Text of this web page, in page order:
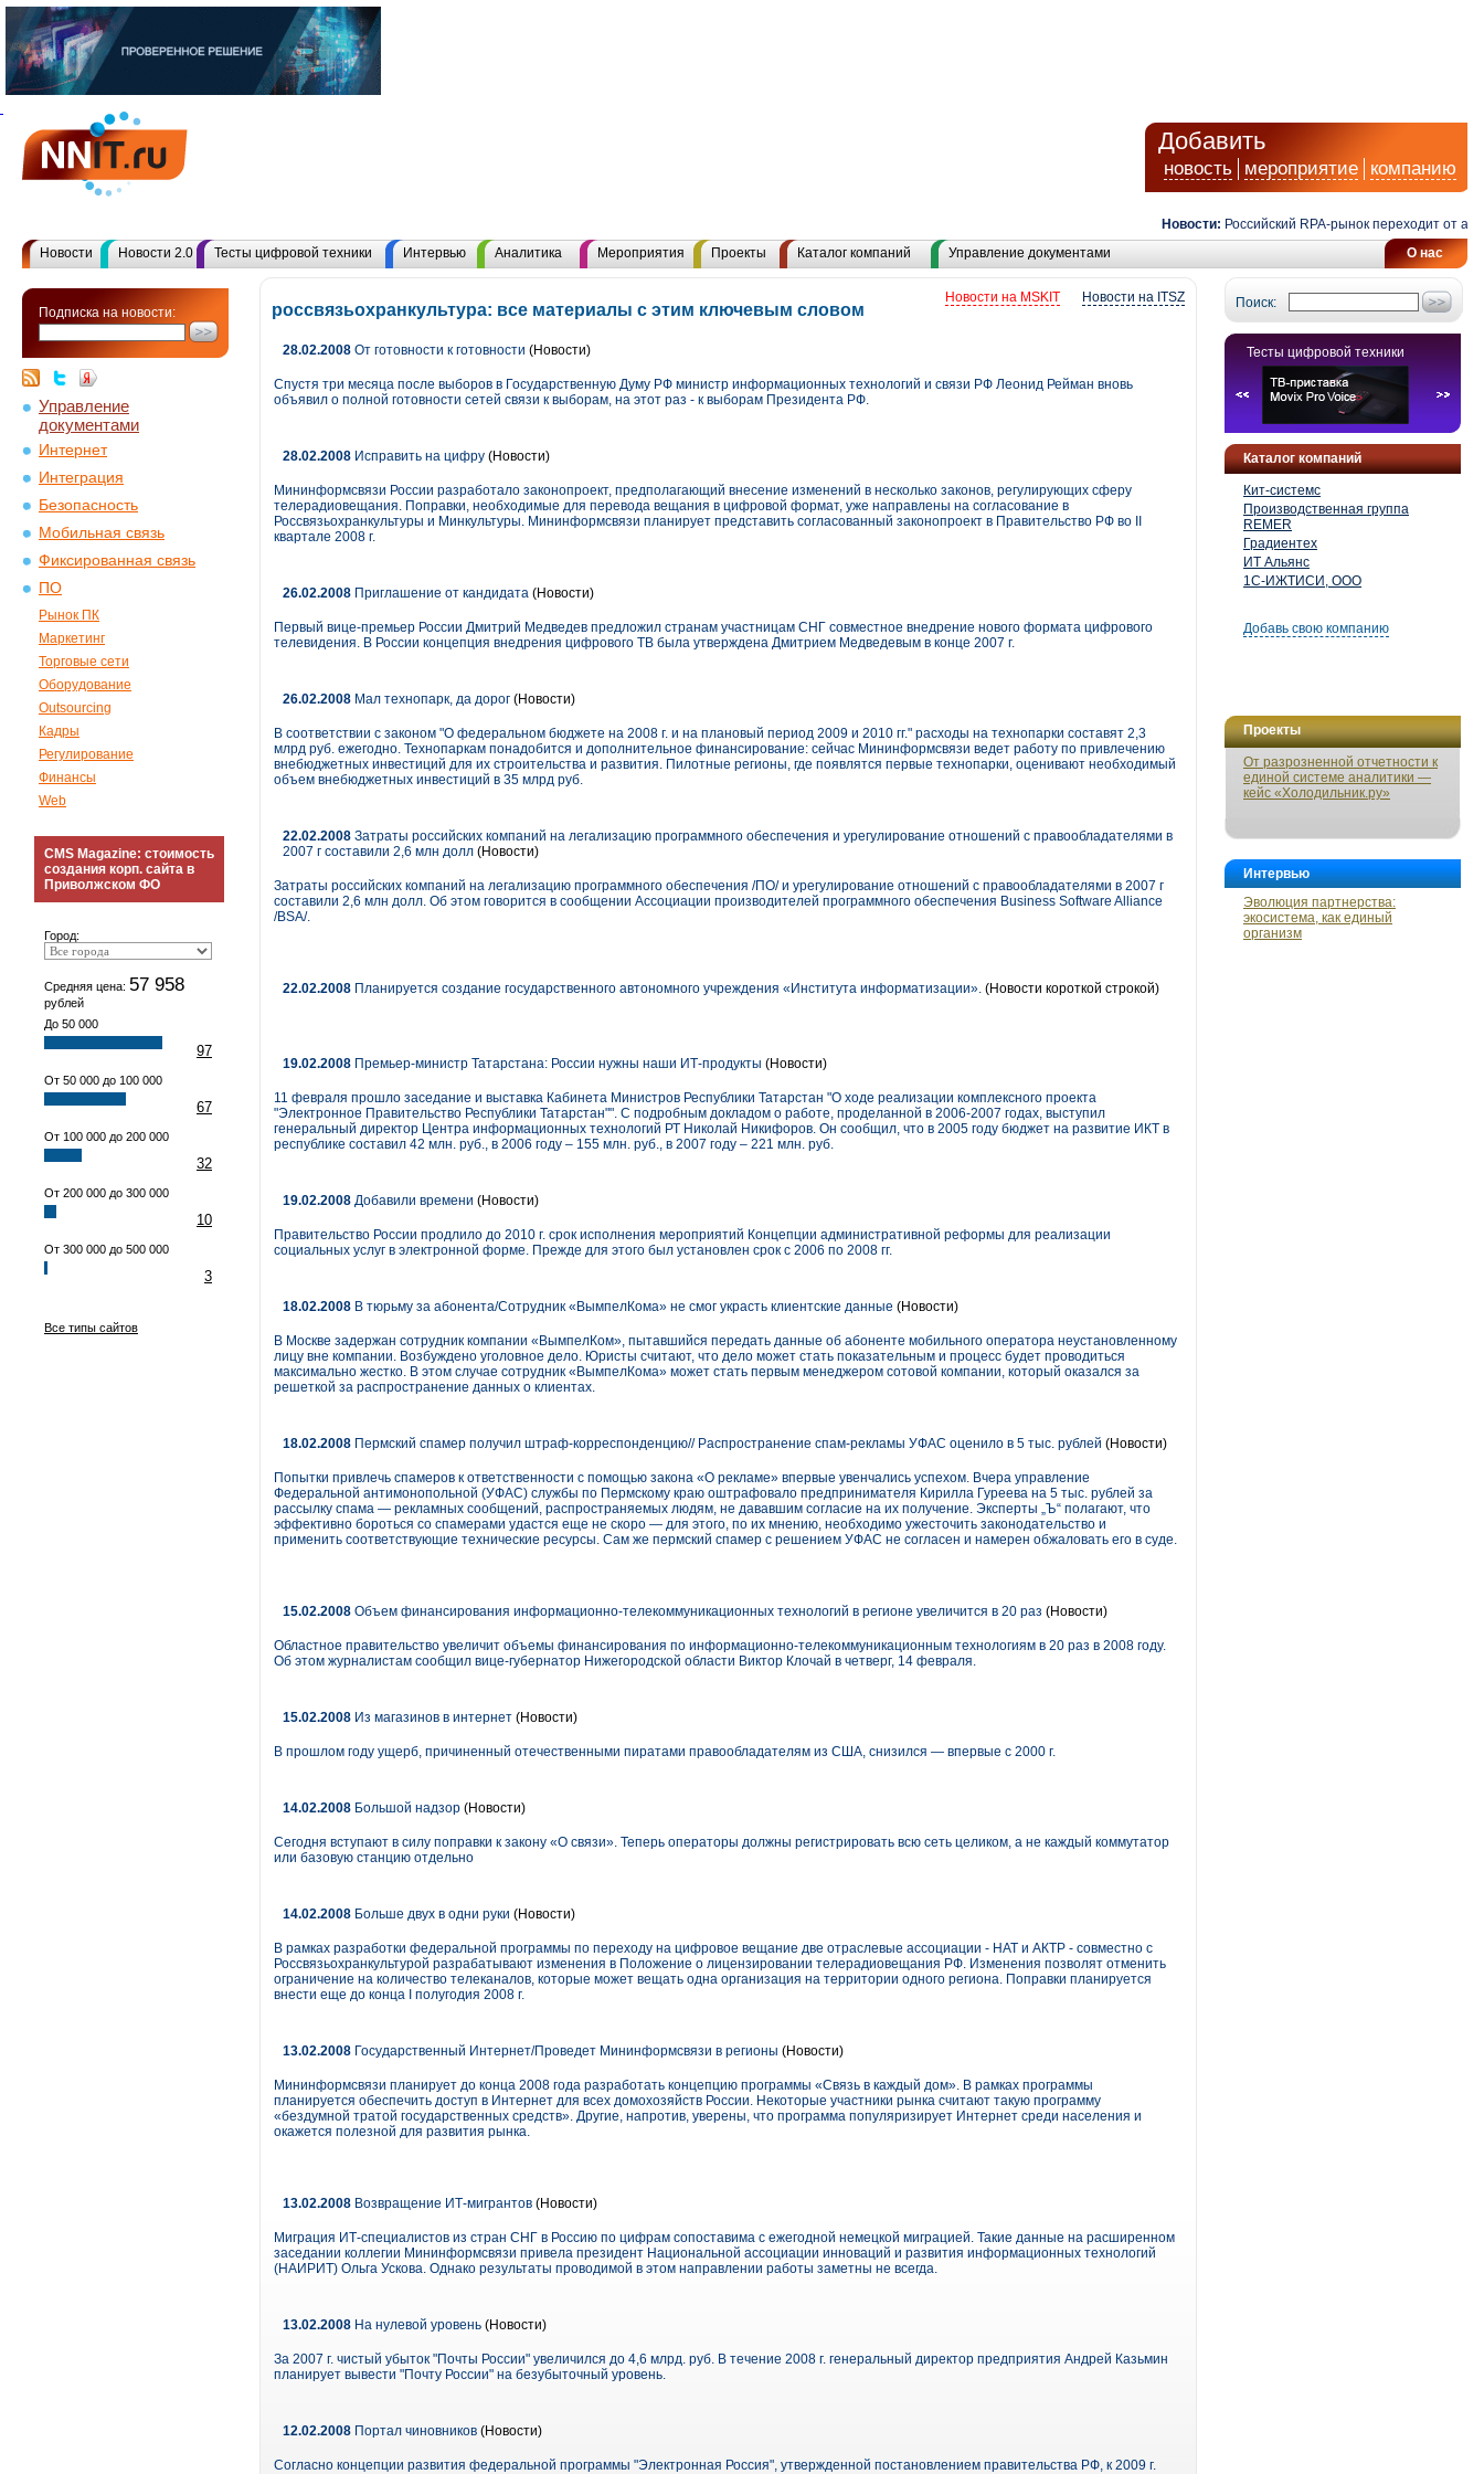
Добавить
новость мероприятие компанию
Новости: Российский RPA-рынок переходит от
О нас
Новости Новости 2.0 Тесты цифровой техники Интервью Аналитика Мероприятия Проекты Каталог компаний Управление документами
Подписка на новости:
Управление
документами
Интернет
Интеграция
Безопасность
Мобильная связь
Фиксированная связь
ПО
Рынок ПК
Маркетинг
Торговые сети
Оборудование
Outsourcing
Кадры
Регулирование
Финансы
Web
CMS Magazine: стоимость
создания корп. сайта в
Приволжском ФО
Город:
Средняя цена: 57 958
рублей
До 50 000
97
От 50 000 до 100 000
67
От 100 000 до 200 000
32
От 200 000 до 300 000
10
От 300 000 до 500 000
3
Все типы сайтов
Поиск:
Тесты цифровой техники
Каталог компаний
Кит-системс
Производственная группа
REMER
Градиентех
ИТ Альянс
1С-ИЖТИСИ, ООО
Добавь свою компанию
Проекты
От разрозненной отчетности к
единой системе аналитики —
кейс «Холодильник.ру»
Интервью
Эволюция партнерства:
экосистема, как единый
организм
Новости на ITSZ
Новости на MSKIT
россвязьохранкультура: все материалы с этим ключевым словом
28.02.2008 От готовности к готовности (Новости)
Спустя три месяца после выборов в Государственную Думу РФ министр информационных технологий и связи РФ Леонид Рейман вновь
объявил о полной готовности сетей связи к выборам, на этот раз - к выборам Президента РФ.
28.02.2008 Исправить на цифру (Новости)
Мининформсвязи России разработало законопроект, предполагающий внесение изменений в несколько законов, регулирующих сферу
телерадиовещания. Поправки, необходимые для перевода вещания в цифровой формат, уже направлены на согласование в
Россвязьохранкультуры и Минкультуры. Мининформсвязи планирует представить согласованный законопроект в Правительство РФ во II
квартале 2008 г.
26.02.2008 Приглашение от кандидата (Новости)
Первый вице-премьер России Дмитрий Медведев предложил странам участницам СНГ совместное внедрение нового формата цифрового
телевидения. В России концепция внедрения цифрового ТВ была утверждена Дмитрием Медведевым в конце 2007 г.
26.02.2008 Мал технопарк, да дорог (Новости)
В соответствии с законом "О федеральном бюджете на 2008 г. и на плановый период 2009 и 2010 гг." расходы на технопарки составят 2,3
млрд руб. ежегодно. Технопаркам понадобится и дополнительное финансирование: сейчас Мининформсвязи ведет работу по привлечению
внебюджетных инвестиций для их строительства и развития. Пилотные регионы, где появлятся первые технопарки, оценивают необходимый
объем внебюджетных инвестиций в 35 млрд руб.
22.02.2008 Затраты российских компаний на легализацию программного обеспечения и урегулирование отношений с правообладателями в
2007 г составили 2,6 млн долл (Новости)
Затраты российских компаний на легализацию программного обеспечения /ПО/ и урегулирование отношений с правообладателями в 2007 г
составили 2,6 млн долл. Об этом говорится в сообщении Ассоциации производителей программного обеспечения Business Software Alliance
/BSA/.
22.02.2008 Планируется создание государственного автономного учреждения «Института информатизации». (Новости короткой строкой)
19.02.2008 Премьер-министр Татарстана: России нужны наши ИТ-продукты (Новости)
11 февраля прошло заседание и выставка Кабинета Министров Республики Татарстан "О ходе реализации комплексного проекта
"Электронное Правительство Республики Татарстан"". С подробным докладом о работе, проделанной в 2006-2007 годах, выступил
генеральный директор Центра информационных технологий РТ Николай Никифоров. Он сообщил, что в 2005 году бюджет на развитие ИКТ в
республике составил 42 млн. руб., в 2006 году – 155 млн. руб., в 2007 году – 221 млн. руб.
19.02.2008 Добавили времени (Новости)
Правительство России продлило до 2010 г. срок исполнения мероприятий Концепции административной реформы для реализации
социальных услуг в электронной форме. Прежде для этого был установлен срок с 2006 по 2008 гг.
18.02.2008 В тюрьму за абонента/Cотрудник «ВымпелКома» не смог украсть клиентские данные (Новости)
В Москве задержан сотрудник компании «ВымпелКом», пытавшийся передать данные об абоненте мобильного оператора неустановленному
лицу вне компании. Возбуждено уголовное дело. Юристы считают, что дело может стать показательным и процесс будет проводиться
максимально жестко. В этом случае сотрудник «ВымпелКома» может стать первым менеджером сотовой компании, который оказался за
решеткой за распространение данных о клиентах.
18.02.2008 Пермский спамер получил штраф-корреспонденцию// Распространение спам-рекламы УФАС оценило в 5 тыс. рублей (Новости)
Попытки привлечь спамеров к ответственности с помощью закона «О рекламе» впервые увенчались успехом. Вчера управление
Федеральной антимонопольной (УФАС) службы по Пермскому краю оштрафовало предпринимателя Кирилла Гуреева на 5 тыс. рублей за
рассылку спама — рекламных сообщений, распространяемых людям, не дававшим согласие на их получение. Эксперты „Ъ“ полагают, что
эффективно бороться со спамерами удастся еще не скоро — для этого, по их мнению, необходимо ужесточить законодательство и
применить соответствующие технические ресурсы. Сам же пермский спамер с решением УФАС не согласен и намерен обжаловать его в суде.
15.02.2008 Объем финансирования информационно-телекоммуникационных технологий в регионе увеличится в 20 раз (Новости)
Областное правительство увеличит объемы финансирования по информационно-телекоммуникационным технологиям в 20 раз в 2008 году.
Об этом журналистам сообщил вице-губернатор Нижегородской области Виктор Клочай в четверг, 14 февраля.
15.02.2008 Из магазинов в интернет (Новости)
В прошлом году ущерб, причиненный отечественными пиратами правообладателям из США, снизился — впервые с 2000 г.
14.02.2008 Большой надзор (Новости)
Сегодня вступают в силу поправки к закону «О связи». Теперь операторы должны регистрировать всю сеть целиком, а не каждый коммутатор
или базовую станцию отдельно
14.02.2008 Больше двух в одни руки (Новости)
В рамках разработки федеральной программы по переходу на цифровое вещание две отраслевые ассоциации - НАТ и АКТР - совместно с
Россвязьохранкультурой разрабатывают изменения в Положение о лицензировании телерадиовещания РФ. Изменения позволят отменить
ограничение на количество телеканалов, которые может вещать одна организация на территории одного региона. Поправки планируется
внести еще до конца I полугодия 2008 г.
13.02.2008 Государственный Интернет/Проведет Мининформсвязи в регионы (Новости)
Мининформсвязи планирует до конца 2008 года разработать концепцию программы «Связь в каждый дом». В рамках программы
планируется обеспечить доступ в Интернет для всех домохозяйств России. Некоторые участники рынка считают такую программу
«бездумной тратой государственных средств». Другие, напротив, уверены, что программа популяризирует Интернет среди населения и
окажется полезной для развития рынка.
13.02.2008 Возвращение ИТ-мигрантов (Новости)
Миграция ИТ-специалистов из стран СНГ в Россию по цифрам сопоставима с ежегодной немецкой миграцией. Такие данные на расширенном
заседании коллегии Мининформсвязи привела президент Национальной ассоциации инноваций и развития информационных технологий
(НАИРИТ) Ольга Ускова. Однако результаты проводимой в этом направлении работы заметны не всегда.
13.02.2008 На нулевой уровень (Новости)
За 2007 г. чистый убыток "Почты России" увеличился до 4,6 млрд. руб. В течение 2008 г. генеральный директор предприятия Андрей Казьмин
планирует вывести "Почту России" на безубыточный уровень.
12.02.2008 Портал чиновников (Новости)
Согласно концепции развития федеральной программы "Электронная Россия", утвержденной постановлением правительства РФ, к 2009 г.